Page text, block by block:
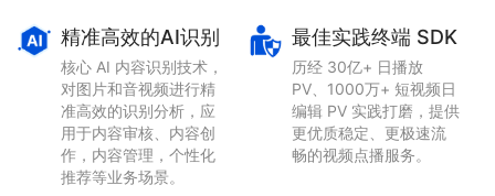
精准高效的AI识别
核心 AI 内容识别技术，
对图片和音视频进行精
准高效的识别分析，应
用于内容审核、内容创
作，内容管理，个性化
推荐等业务场景。
最佳实践终端 SDK
历经 30亿+ 日播放
PV、1000万+ 短视频日
编辑 PV 实践打磨，提供
更优质稳定、更极速流
畅的视频点播服务。